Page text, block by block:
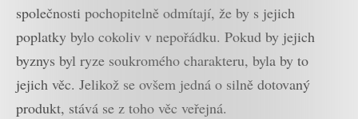
společnosti pochopitelně odmítají, že by s jejich
poplatky bylo cokoliv v nepořádku. Pokud by jejich
byznys byl ryze soukromého charakteru, byla by to
jejich věc. Jelikož se ovšem jedná o silně dotovaný
produkt, stává se z toho věc veřejná.